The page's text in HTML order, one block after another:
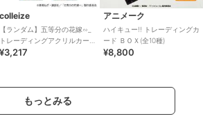
colleize
【ランダム】五等分の花嫁∽_
トレーディングアクリルカー
ド 和装バニーver.【コンプリ
¥3,217
アニメーク
ハイキュー!! トレーディングカ
ード ＢＯＸ(全10種)
¥8,800
もっとみる